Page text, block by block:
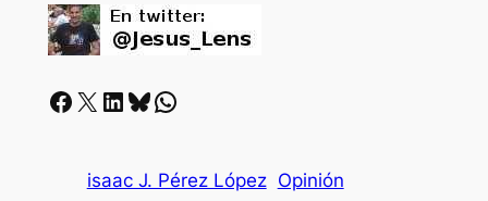
Facebook X LinkedIn Bluesky Whatsapp
isaac J. Pérez López Opinión